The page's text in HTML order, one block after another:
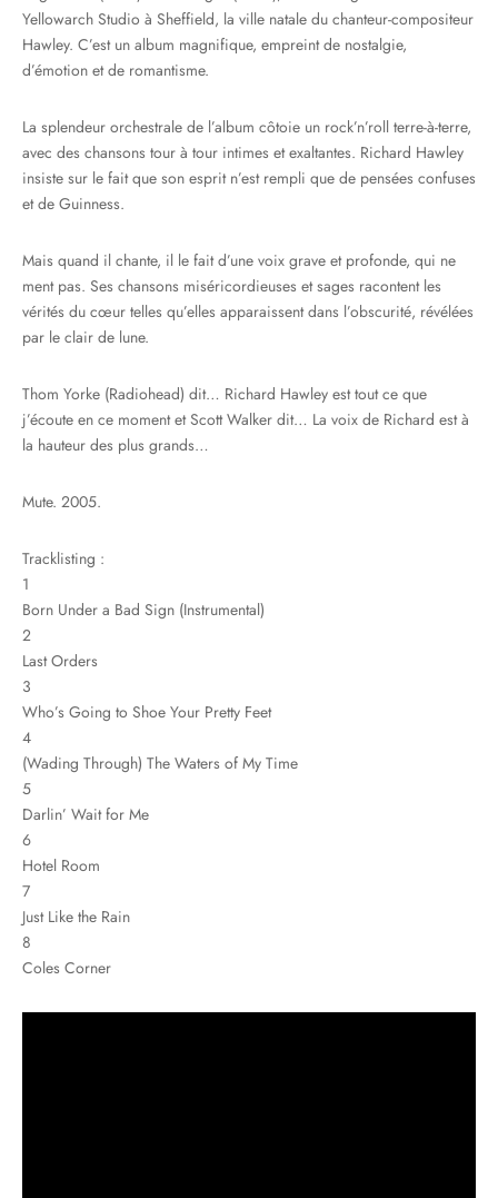
Yellowarch Studio à Sheffield, la ville natale du chanteur-compositeur
Hawley. C’est un album magnifique, empreint de nostalgie,
d’émotion et de romantisme.
La splendeur orchestrale de l’album côtoie un rock’n’roll terre-à-terre,
avec des chansons tour à tour intimes et exaltantes. Richard Hawley
insiste sur le fait que son esprit n’est rempli que de pensées confuses
et de Guinness.
Mais quand il chante, il le fait d’une voix grave et profonde, qui ne
ment pas. Ses chansons miséricordieuses et sages racontent les
vérités du cœur telles qu’elles apparaissent dans l’obscurité, révélées
par le clair de lune.
Thom Yorke (Radiohead) dit… Richard Hawley est tout ce que
j’écoute en ce moment et Scott Walker dit… La voix de Richard est à
la hauteur des plus grands…
Mute. 2005.
Tracklisting :
1
Born Under a Bad Sign (Instrumental)
2
Last Orders
3
Who’s Going to Shoe Your Pretty Feet
4
(Wading Through) The Waters of My Time
5
Darlin’ Wait for Me
6
Hotel Room
7
Just Like the Rain
8
Coles Corner